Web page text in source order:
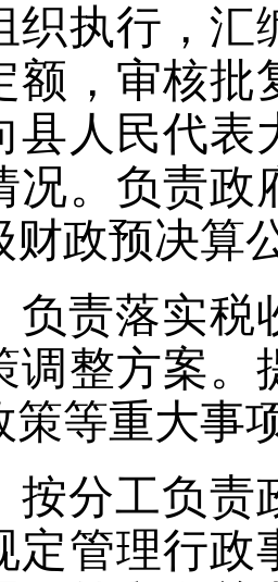
织执行，汇
额，审核批
县人民代表
况。负责政
财政预决算
负责落实
调整方案。
策等重大事
按分工负
定管理行政